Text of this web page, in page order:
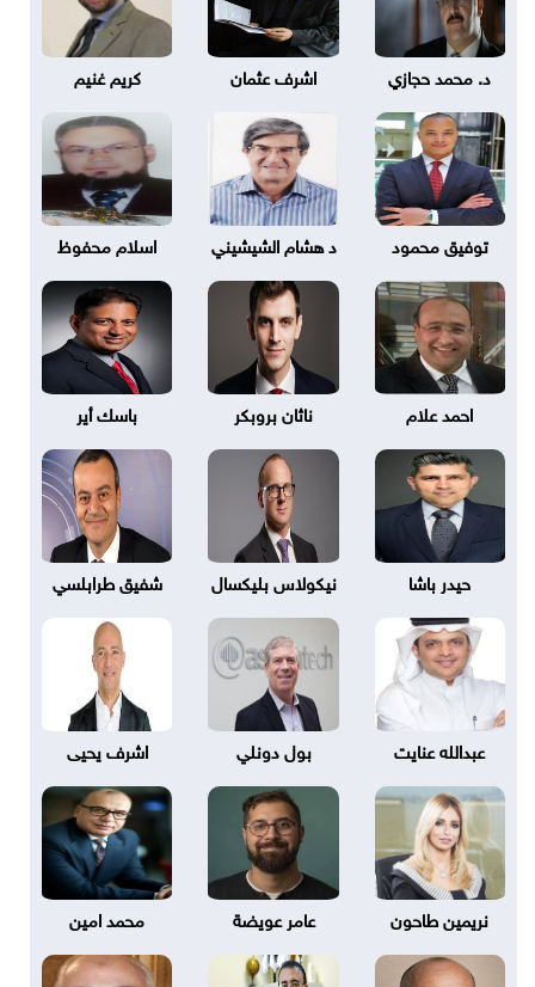
د. محمد حجازي اشرف عثمان كريم غنيم
توفيق محمود د هشام الشيشيني اسلام محفوظ
احمد علام ناثان بروبكر باسك أير
حيدر باشا نيكولاس بليكسال شفيق طرابلسي
عبدالله عنايت بول دونلي اشرف يحيى
نريمين طاحون عامر عويضة محمد امين